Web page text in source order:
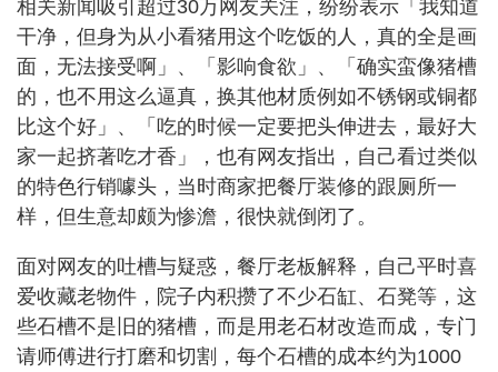
相关新闻吸引超过30万网友关注，纷纷表示「我知道
干净，但身为从小看猪用这个吃饭的人，真的全是画
面，无法接受啊」、「影响食欲」、「确实蛮像猪槽
的，也不用这么逼真，换其他材质例如不锈钢或铜都
比这个好」、「吃的时候一定要把头伸进去，最好大
家一起挤著吃才香」，也有网友指出，自己看过类似
的特色行销噱头，当时商家把餐厅装修的跟厕所一
样，但生意却颇为惨澹，很快就倒闭了。
面对网友的吐槽与疑惑，餐厅老板解释，自己平时喜
爱收藏老物件，院子内积攒了不少石缸、石凳等，这
些石槽不是旧的猪槽，而是用老石材改造而成，专门
请师傅进行打磨和切割，每个石槽的成本约为1000